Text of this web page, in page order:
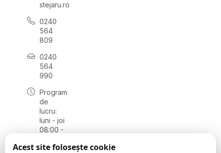
stejaru.ro
0240
564
809
0240
564
990
Program
de
lucru:
luni - joi
08:00 -
vineri
Acest site folosește cookie